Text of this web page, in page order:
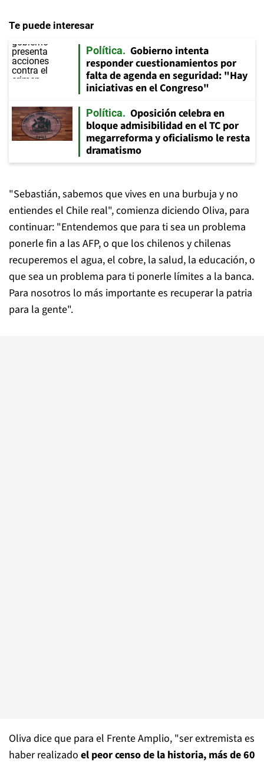
Te puede interesar
Política
Gobierno intenta
responder cuestionamientos por
falta de agenda en seguridad: "Hay
iniciativas en el Congreso"
Política
Oposición celebra en
bloque admisibilidad en el TC por
megarreforma y oficialismo le resta
dramatismo
"Sebastián, sabemos que vives en una burbuja y no
entiendes el Chile real", comienza diciendo Oliva, para
continuar: "Entendemos que para ti sea un problema
ponerle fin a las AFP, o que los chilenos y chilenas
recuperemos el agua, el cobre, la salud, la educación, o
que sea un problema para ti ponerle límites a la banca.
Para nosotros lo más importante es recuperar la patria
para la gente".
Oliva dice que para el Frente Amplio, "ser extremista es
haber realizado el peor censo de la historia, más de 60